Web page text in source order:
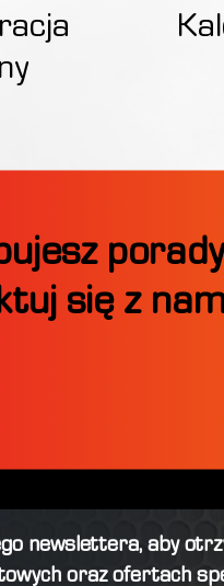
się z
newslettera, aby
oraz ofertach